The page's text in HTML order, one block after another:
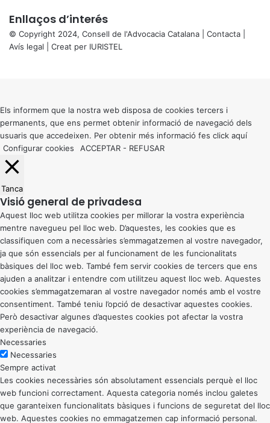
Enllaços d’interés
© Copyright 2024, Consell de l'Advocacia Catalana | Contacta
Avís legal | Creat per IURISTEL
button
Els informem que la nostra web disposa de cookies tercers i
permanents, que ens permet obtenir informació de navegació dels
usuaris que accedeixen. Per obtenir més informació fes click aquí
Configurar cookies
ACCEPTAR - REFUSAR
Tanca
Visió general de privadesa
Aquest lloc web utilitza cookies per millorar la vostra experiència
mentre navegueu pel lloc web. D’aquestes, les cookies que es
classifiquen com a necessàries s’emmagatzemen al vostre navegador,
ja que són essencials per al funcionament de les funcionalitats
bàsiques del lloc web. També fem servir cookies de tercers que ens
ajuden a analitzar i entendre com utilitzeu aquest lloc web. Aquestes
cookies s’emmagatzemaran al vostre navegador només amb el vostre
consentiment. També teniu l’opció de desactivar aquestes cookies.
Però desactivar algunes d’aquestes cookies pot afectar la vostra
experiència de navegació.
Necessaries
Necessaries
Sempre activat
Les cookies necessàries són absolutament essencials perquè el lloc
web funcioni correctament. Aquesta categoria només inclou galetes
que garanteixen funcionalitats bàsiques i funcions de seguretat del lloc
web. Aquestes cookies no emmagatzemen cap informació personal.